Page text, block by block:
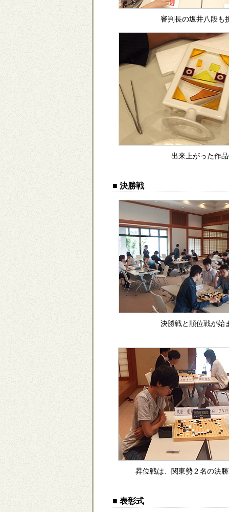
審判長の坂井八段も
出来上がった作
■ 決勝戦
決勝戦と順位戦が始
昇位戦は、関東勢２名の決
■ 表彰式